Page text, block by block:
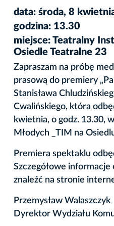
data: środa, 8
godzina: 13.30
miejsce: Teatralny
Osiedle Teatralne 23
Zapraszam na próbę
prasową do premiery
Stanisława
Cwalińskiego, która
kwietnia, o godz. 13.30,
Młodych _TIM na
Premiera spektaklu
Szczegółowe informacje
znaleźć na stronie
Przemysław Walaszczyk
Dyrektor Wydziału